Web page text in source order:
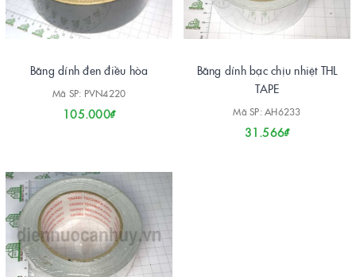
Băng dính đen điều hòa
Mã SP: PVN4220
105.000₫
Băng dính bạc chịu nhiệt THL
TAPE
Mã SP: AH6233
31.566₫